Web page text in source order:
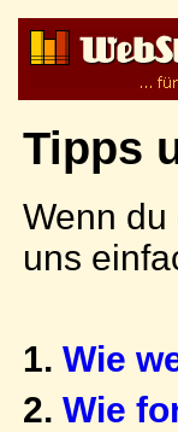
Tipps
Wenn
uns
1. Wie
2. Wie